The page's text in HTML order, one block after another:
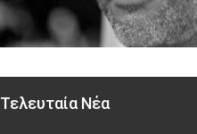
Τελευταία Νέα